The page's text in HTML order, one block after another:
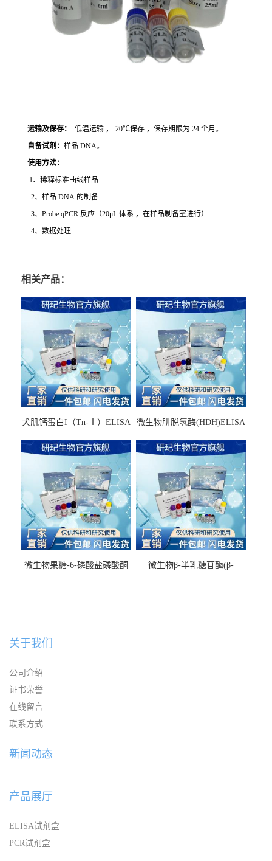
运输及保存：
低温运输 ，-20℃保存 ，保存期限为 24 个月。
自备试剂： 样品 DNA。
使用方法：
1、稀释标准曲线样品
2、样品 DNA 的制备
3、Probe qPCR 反应（20μL 体系 ，在样品制备室进行）
4、数据处理
相关产品：
犬肌钙蛋白I（Tn-Ⅰ）ELISA
微生物肼脱氢酶(HDH)ELISA
微生物果糖-6-磷酸盐磷酸酮
微生物β-半乳糖苷酶(β-
关于我们
公司介绍
证书荣誉
在线留言
联系方式
新闻动态
产品展厅
ELISA试剂盒
PCR试剂盒